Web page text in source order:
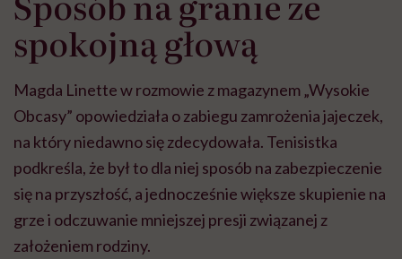
spokojną głową
Magda Linette w rozmowie z magazynem „Wysokie
Obcasy” opowiedziała o zabiegu zamrożenia jajeczek,
na który niedawno się zdecydowała. Tenisistka
podkreśla, że był to dla niej sposób na zabezpieczenie
się na przyszłość, a jednocześnie większe skupienie na
grze i odczuwanie mniejszej presji związanej z
założeniem rodziny.